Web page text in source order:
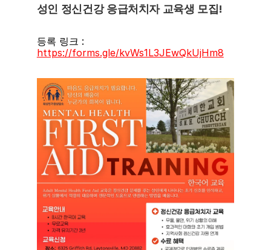
성인 정신건강 응급처치자 교육생 모집!
https://forms.gle/kvWs1L3JEwQkUjHm8